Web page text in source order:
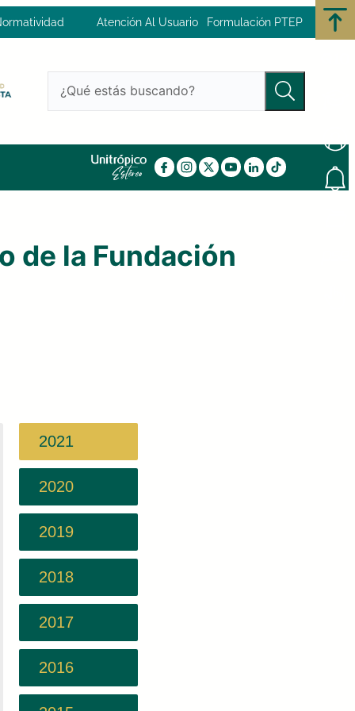
Atención Al Usuario Formulación PTEP
de la Fundación
2021
2020
2019
2018
2017
2016